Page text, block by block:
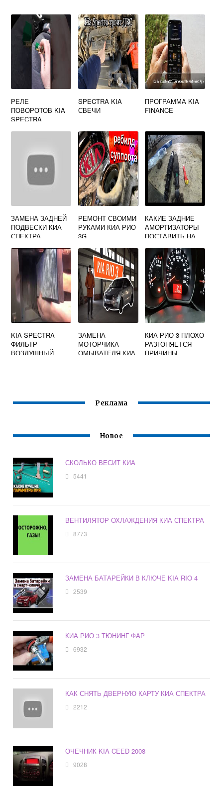
РЕЛЕ
ПОВОРОТОВ KIA
SPECTRA
SPECTRA KIA
СВЕЧИ
ПРОГРАММА KIA
FINANCE
ЗАМЕНА ЗАДНЕЙ
ПОДВЕСКИ КИА
СПЕКТРА
РЕМОНТ СВОИМИ
РУКАМИ КИА РИО
3G
КАКИЕ ЗАДНИЕ
АМОРТИЗАТОРЫ
ПОСТАВИТЬ НА
KIA SPECTRA
ФИЛЬТР
ВОЗДУШНЫЙ
ЗАМЕНА
МОТОРЧИКА
ОМЫВАТЕЛЯ КИА
КИА РИО 3 ПЛОХО
РАЗГОНЯЕТСЯ
ПРИЧИНЫ
Реклама
Новое
СКОЛЬКО ВЕСИТ КИА
5441
ВЕНТИЛЯТОР ОХЛАЖДЕНИЯ КИА СПЕКТРА
8773
ЗАМЕНА БАТАРЕЙКИ В КЛЮЧЕ KIA RIO 4
2539
КИА РИО 3 ТЮНИНГ ФАР
6932
КАК СНЯТЬ ДВЕРНУЮ КАРТУ КИА СПЕКТРА
2212
ОЧЕЧНИК KIA CEED 2008
9028